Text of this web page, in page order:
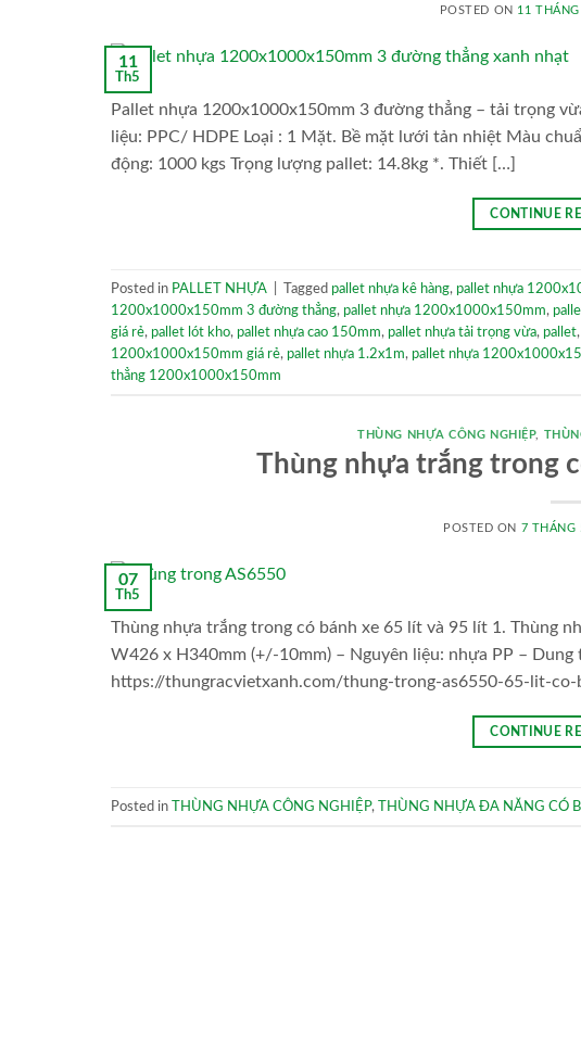
POSTED ON 11
11
Th5
Pallet nhựa 1200x1000x150mm 3 đường thẳng – tải trọng
liệu: PPC/ HDPE Loại : 1 Mặt. Bề mặt lưới tản nhiệt Màu
động: 1000 kgs Trọng lượng pallet: 14.8kg *. Thiết […]
CONTINUE
Posted in PALLET NHỰA Tagged pallet nhựa kê hàng, pallet nhựa
1200x1000x150mm 3 đường thẳng, pallet nhựa 1200x1000x150mm,
giá rẻ, pallet lót kho, pallet nhựa cao 150mm, pallet nhựa tải trọng vừa, pallet,
1200x1000x150mm giá rẻ, pallet nhựa 1.2x1m, pallet nhựa
thẳng 1200x1000x150mm
THÙNG NHỰA CÔNG NGHIỆP,
Thùng nhựa trắng trong
POSTED ON 7 THÁNG
07
Th5
Thùng nhựa trắng trong có bánh xe 65 lít và 95 lít 1. Thùng
W426 x H340mm (+/-10mm) – Nguyên liệu: nhựa PP –
https://thungracvietxanh.com/thung-trong-as6550-65-lit-co-
CONTINUE
Posted in THÙNG NHỰA CÔNG NGHIỆP, THÙNG NHỰA ĐA NĂNG CÓ